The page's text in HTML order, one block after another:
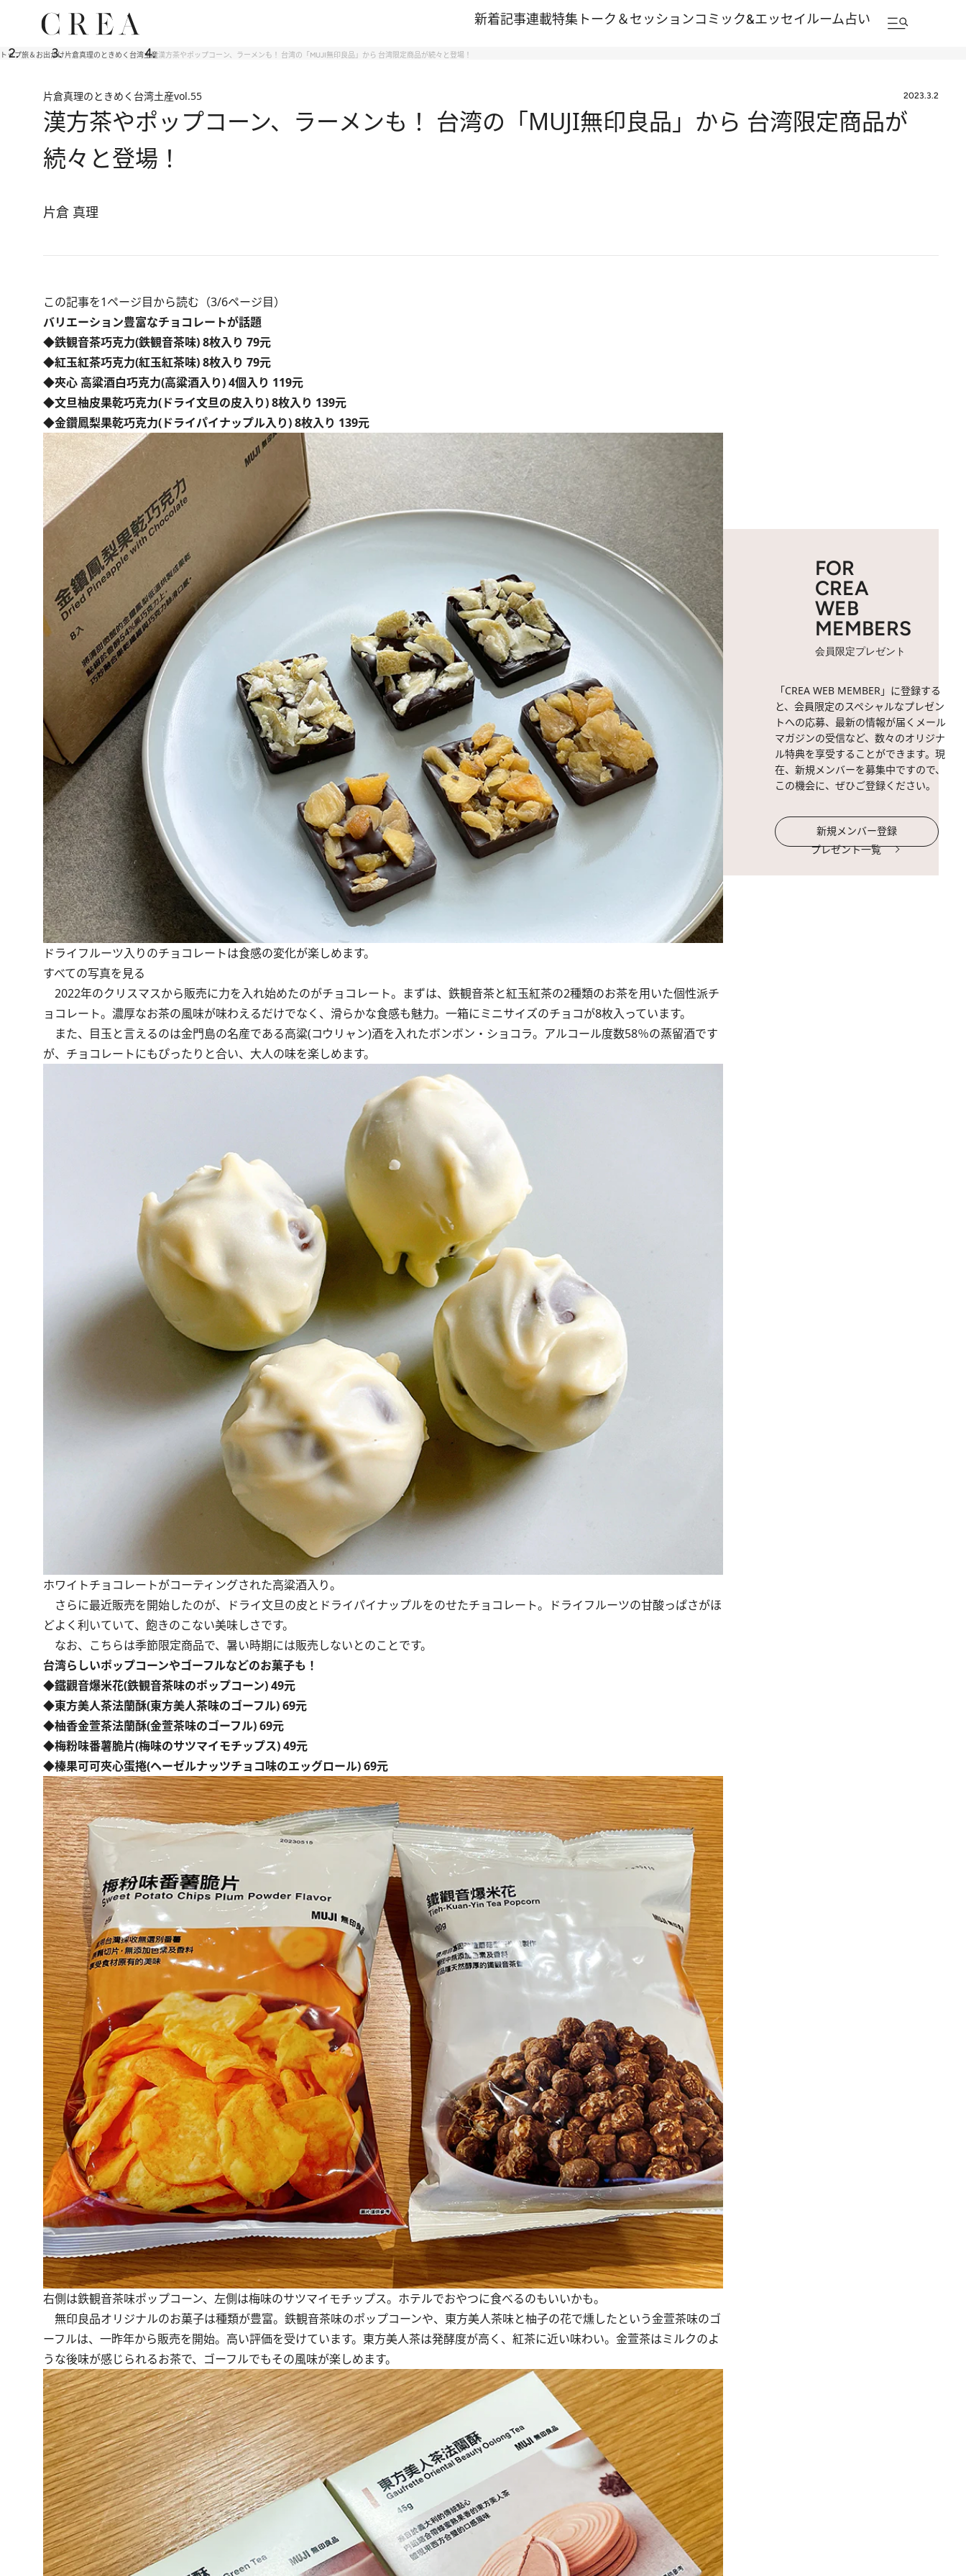
新着記事連載特集 トーク＆セッションコミック&エッセイルーム占い
トップ旅＆お出かけ片倉真理のときめく台湾土産漢方茶やポップコーン、ラーメンも！ 台湾の「MUJI無印良品」から 台湾限定商品が続々と登場！
片倉真理のときめく台湾土産vol.55 2023.3.2
漢方茶やポップコーン、ラーメンも！ 台湾の「MUJI無印良品」から 台湾限定商品が
続々と登場！
片倉 真理
この記事を1ページ目から読む（3/6ページ目）
バリエーション豊富なチョコレートが話題
◆鉄観音茶巧克力(鉄観音茶味) 8枚入り 79元
◆紅玉紅茶巧克力(紅玉紅茶味) 8枚入り 79元
◆夾心 高粱酒白巧克力(高粱酒入り) 4個入り 119元
◆文旦柚皮果乾巧克力(ドライ文旦の皮入り) 8枚入り 139元
◆金鑽鳳梨果乾巧克力(ドライパイナップル入り) 8枚入り 139元
ドライフルーツ入りのチョコレートは食感の変化が楽しめます。
すべての写真を見る
2022年のクリスマスから販売に力を入れ始めたのがチョコレート。まずは、鉄観音茶と紅玉紅茶の2種類のお茶を用いた個性派チ
ョコレート。濃厚なお茶の風味が味わえるだけでなく、滑らかな食感も魅力。一箱にミニサイズのチョコが8枚入っています。
また、目玉と言えるのは金門島の名産である高粱(コウリャン)酒を入れたボンボン・ショコラ。アルコール度数58％の蒸留酒です
が、チョコレートにもぴったりと合い、大人の味を楽しめます。
ホワイトチョコレートがコーティングされた高粱酒入り。
さらに最近販売を開始したのが、ドライ文旦の皮とドライパイナップルをのせたチョコレート。ドライフルーツの甘酸っぱさがほ
どよく利いていて、飽きのこない美味しさです。
なお、こちらは季節限定商品で、暑い時期には販売しないとのことです。
台湾らしいポップコーンやゴーフルなどのお菓子も！
◆鐵觀音爆米花(鉄観音茶味のポップコーン) 49元
◆東方美人茶法蘭酥(東方美人茶味のゴーフル) 69元
◆柚香金萱茶法蘭酥(金萱茶味のゴーフル) 69元
◆梅粉味番薯脆片(梅味のサツマイモチップス) 49元
◆榛果可可夾心蛋捲(ヘーゼルナッツチョコ味のエッグロール) 69元
右側は鉄観音茶味ポップコーン、左側は梅味のサツマイモチップス。ホテルでおやつに食べるのもいいかも。
無印良品オリジナルのお菓子は種類が豊富。鉄観音茶味のポップコーンや、東方美人茶味と柚子の花で燻したという金萱茶味のゴ
ーフルは、一昨年から販売を開始。高い評価を受けています。東方美人茶は発酵度が高く、紅茶に近い味わい。金萱茶はミルクのよ
うな後味が感じられるお茶で、ゴーフルでもその風味が楽しめます。
FOR
CREA
WEB
MEMBERS
会員限定プレゼント
「CREA WEB MEMBER」に登録する
と、会員限定のスペシャルなプレゼン
トへの応募、最新の情報が届くメール
マガジンの受信など、数々のオリジナ
ル特典を享受することができます。現
在、新規メンバーを募集中ですので、
この機会に、ぜひご登録ください。
新規メンバー登録
プレゼント一覧